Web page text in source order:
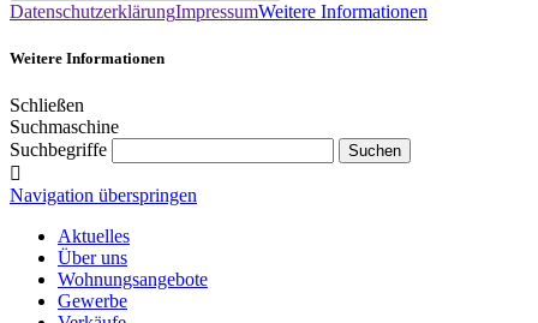
DatenschutzerklärungImpressumWeitere Informationen
Weitere Informationen
Schließen
Suchmaschine
Suchbegriffe
Navigation überspringen
Aktuelles
Über uns
Wohnungsangebote
Gewerbe